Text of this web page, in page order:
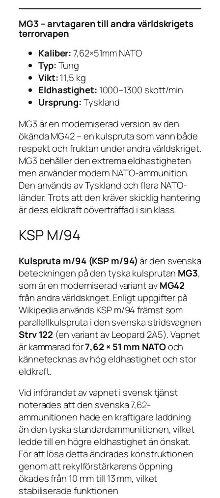
MG3 – arvtagaren till andra världskrigets
terrorvapen
Kaliber:7,62×51mm NATO
Typ:Tung
Vikt:11,5 kg
Eldhastighet: 1000–1300 skott/min
Ursprung:Tyskland
MG3 är en moderniserad version av den
ökända MG42 – en kulspruta som vann både
respekt och fruktan under andra världskriget.
MG3 behåller den extrema eldhastigheten
men använder modern NATO-ammunition.
Den används av Tyskland och flera NATO-
länder. Trots att den kräver skicklig hantering
är dess eldkraft oöverträffad i sin klass.
KSP M/94
Kulspruta m/94 (KSP m/94)är den svenska
beteckningen på den tyska kulsprutan MG3,
som är en moderniserad variant avMG42
från andra världskriget. Enligt uppgifter på
Wikipedia används KSP m/94 främst som
parallellkulspruta i den svenska stridsvagnen
Strv 122 (en variant av Leopard 2A5). Vapnet
är kammarad för7,62 × 51 mm NATOoch
kännetecknas av hög eldhastighet och stor
eldkraft.
Vid införandet av vapnet i svensk tjänst
noterades att den svenska 7,62-
ammunitionen hade en kraftigare laddning
än den tyska standardammunitionen, vilket
ledde till en högre eldhastighet än önskat.
För att lösa detta ändrades konstruktionen
genom att rekylförstärkarens öppning
ökades från 10 mm till 13 mm, vilket
stabiliserade funktionen